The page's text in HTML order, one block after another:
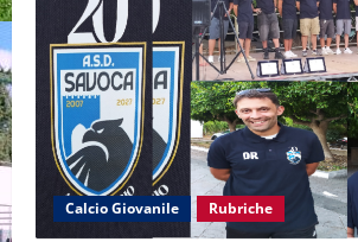
g
a
Calcio Giovanile Rubriche